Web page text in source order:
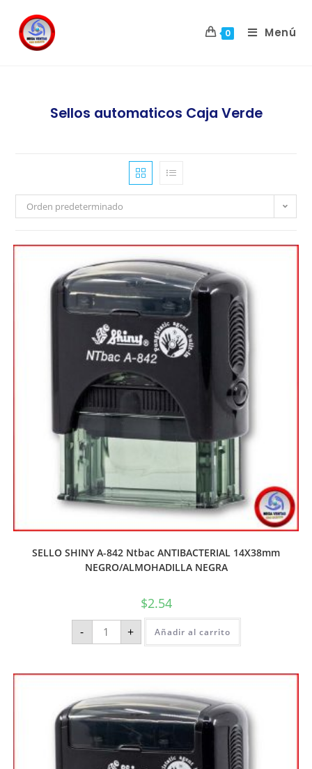
0 Menú
Sellos automaticos Caja Verde
Orden predeterminado
SELLO SHINY A-842 Ntbac ANTIBACTERIAL 14X38mm
NEGRO/ALMOHADILLA NEGRA
$2.54
- + Añadir al carrito